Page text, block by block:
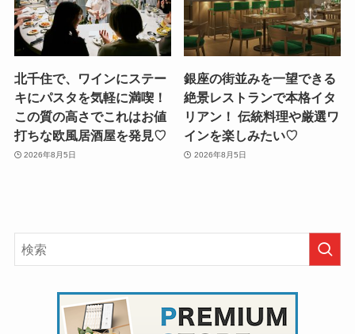
北千住で、ワインにステー
キにパスタを気軽に満喫！
この質の高さでこれはお値
打ちな欧風居酒屋を発見♡
2026年8月5日
銀座の街並みを一望できる
絶景レストランで本格イタ
リアン！ 伝統料理や厳選ワ
インを楽しみたい♡
2026年8月5日